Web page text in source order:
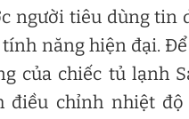
người tiêu dùng tin
năng hiện đại.
của chiếc tủ lạnh
điều chỉnh nhiệt độ